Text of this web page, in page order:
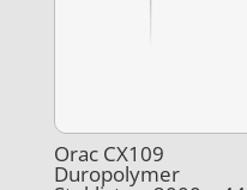
Orac CX109
Duropolymer